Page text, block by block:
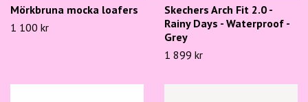
Mörkbruna mocka loafers
1 100 kr
Skechers Arch Fit 2.0 -
Rainy Days - Waterproof -
Grey
1 899 kr